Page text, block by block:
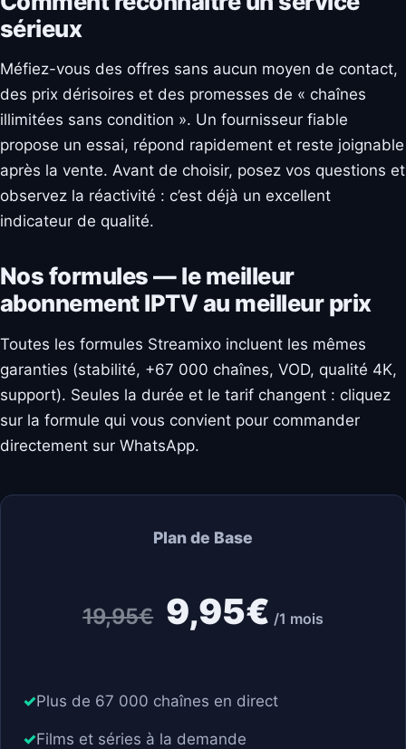
sérieux
Méfiez-vous des offres sans aucun moyen de contact,
des prix dérisoires et des promesses de « chaînes
illimitées sans condition ». Un fournisseur fiable
propose un essai, répond rapidement et reste joignable
après la vente. Avant de choisir, posez vos questions et
observez la réactivité : c’est déjà un excellent
indicateur de qualité.
Nos formules — le meilleur
abonnement IPTV au meilleur prix
Toutes les formules Streamixo incluent les mêmes
garanties (stabilité, +67 000 chaînes, VOD, qualité 4K,
support). Seules la durée et le tarif changent : cliquez
sur la formule qui vous convient pour commander
directement sur WhatsApp.
Plan de Base
19,95€ 9,95€ /1 mois
Plus de 67 000 chaînes en direct
Films et séries à la demande